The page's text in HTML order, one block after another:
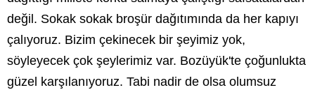
değil. Sokak sokak broşür dağıtımında da her kapıyı
çalıyoruz. Bizim çekinecek bir şeyimiz yok,
söyleyecek çok şeylerimiz var. Bozüyük'te çoğunlukta
güzel karşılanıyoruz. Tabi nadir de olsa olumsuz